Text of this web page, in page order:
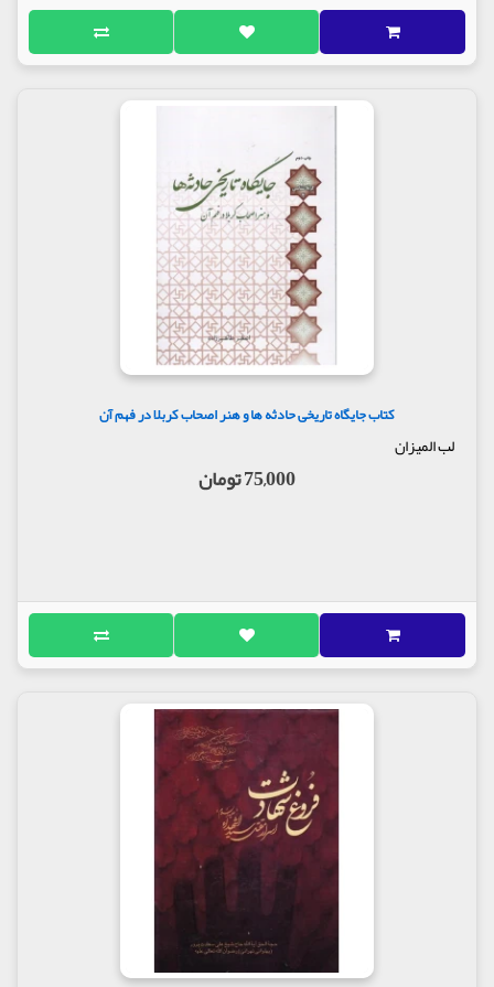
کتاب جایگاه تاریخی حادثه ها و هنر اصحاب کربلا در فهم آن
لب المیزان
75,000 تومان